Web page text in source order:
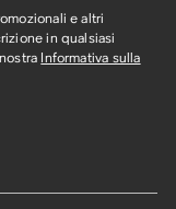
e altri
in qualsiasi
Informativa sulla